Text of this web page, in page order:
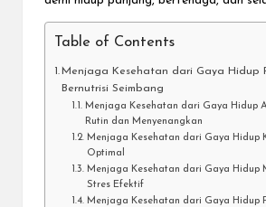
Table of Contents
Menjaga Kesehatan dari Gaya Hidup
Bernutrisi Seimbang
Menjaga Kesehatan dari Gaya Hidup
Rutin dan Menyenangkan
Menjaga Kesehatan dari Gaya Hidup
Optimal
Menjaga Kesehatan dari Gaya Hidup
Stres Efektif
Menjaga Kesehatan dari Gaya Hidup